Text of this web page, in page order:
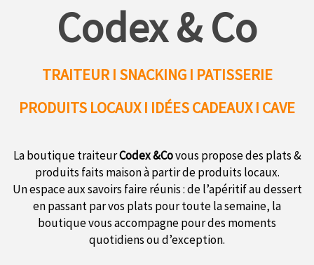
Codex & Co
TRAITEUR I SNACKING I PATISSERIE
PRODUITS LOCAUXI IDÉES CADEAUX I CAVE
La boutique traiteurCodex &Covous propose des plats &
produits faits maison à partir de produits locaux.
Un espace aux savoirs faire réunis : de l’apéritif au dessert
en passant par vos plats pour toute la semaine, la
boutique vous accompagne pour des moments
quotidiens ou d’exception.